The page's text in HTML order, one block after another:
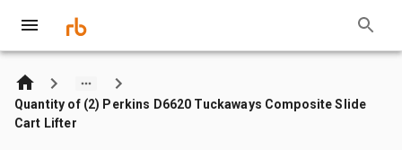
Quantity of (2) Perkins D6620 Tuckaways Composite Slide
Cart Lifter